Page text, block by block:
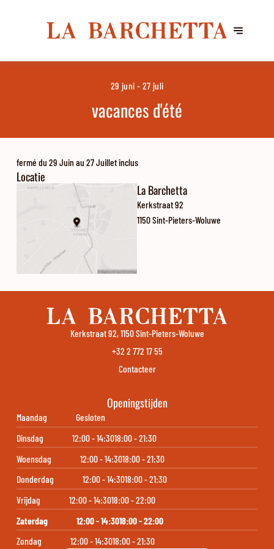
29 juni - 27 juli
vacances d'été
fermé du 29 Juin au 27 Juillet inclus
Locatie
La Barchetta
Kerkstraat 92
1150 Sint-Pieters-Woluwe
Kerkstraat 92, 1150 Sint-Pieters-Woluwe
+32 2 772 17 55
Contacteer
Openingstijden
Maandag
Gesloten
Dinsdag
12:00 - 14:3018:00 - 21:30
Woensdag
12:00 - 14:3018:00 - 21:30
Donderdag
12:00 - 14:3018:00 - 21:30
Vrijdag
12:00 - 14:3018:00 - 22:00
Zaterdag
12:00 - 14:3018:00 - 22:00
Zondag
12:00 - 14:3018:00 - 21:30